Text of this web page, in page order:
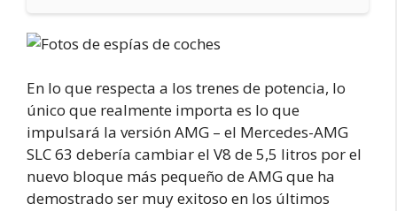
En lo que respecta a los trenes de potencia, lo
único que realmente importa es lo que
impulsará la versión AMG – el Mercedes-AMG
SLC 63 debería cambiar el V8 de 5,5 litros por el
nuevo bloque más pequeño de AMG que ha
demostrado ser muy exitoso en los últimos